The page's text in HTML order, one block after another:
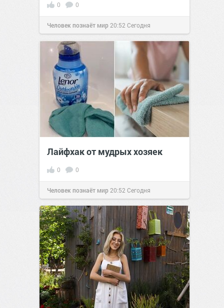
0 0
Человек познаёт мир 20:52 Сегодня
Лайфхак от мудрых хозяек
0 0
Человек познаёт мир 20:52 Сегодня